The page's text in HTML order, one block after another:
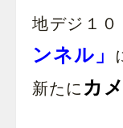
地デジ１０
ンネル」
新たに カ